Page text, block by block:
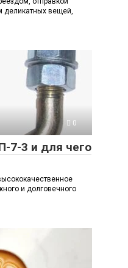
деликатных вещей,
0
7-3 и для чего
и долговечного